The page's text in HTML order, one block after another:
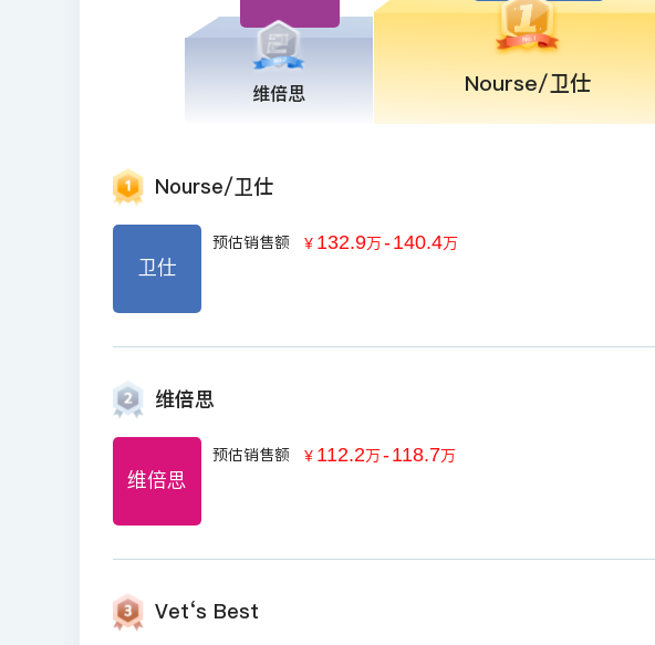
维倍思 Nourse/卫仕
Nourse/卫仕
卫仕
预估销售额 ￥ 132.9万-140.4万
维倍思
维倍思
预估销售额 ￥ 112.2万-118.7万
Vet‘s Best